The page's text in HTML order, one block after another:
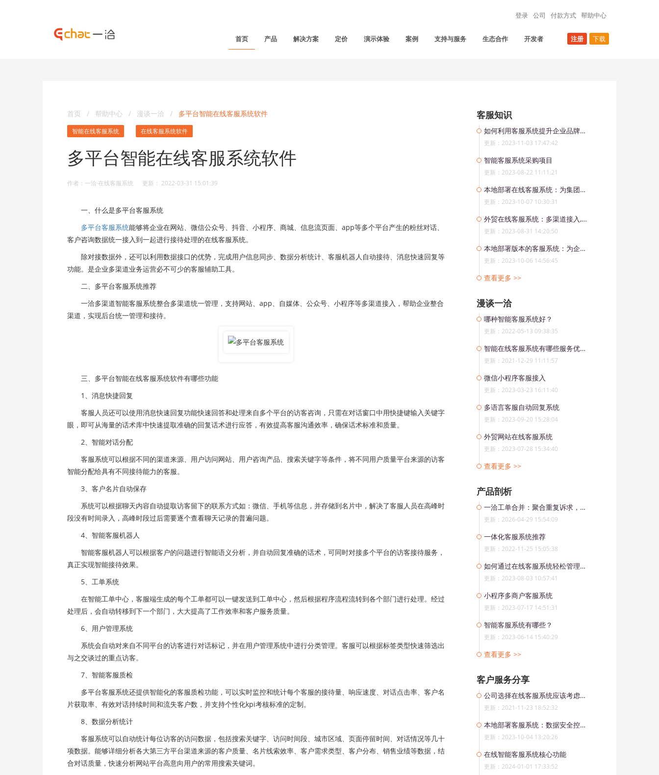
登录 公司 付款方式 帮助中心
首页 产品 解决方案 定价 演示体验 案例 支持与服务 生态合作 开发者 注册 下载
首页 / 帮助中心 / 漫谈一洽 / 多平台智能在线客服系统软件
智能在线客服系统 在线客服系统软件
多平台智能在线客服系统软件
作者：一洽·在线客服系统 更新： 2022-03-31 15:01:39
一、什么是多平台客服系统
多平台客服系统能够将企业在网站、微信公众号、抖音、小程序、商城、信息流页面、app等多个平台产生的粉丝对话、
客户咨询数据统一接入到一起进行接待处理的在线客服系统。
除对接数据外，还可以利用数据接口的优势，完成用户信息同步、数据分析统计、客服机器人自动接待、消息快速回复等
功能。是企业多渠道业务运营必不可少的客服辅助工具。
二、多平台客服系统推荐
一洽多渠道智能客服系统整合多渠道统一管理，支持网站、app、自媒体、公众号、小程序等多渠道接入，帮助企业整合
渠道，实现后台统一管理和接待。
三、多平台智能在线客服系统软件有哪些功能
1、消息快捷回复
客服人员还可以使用消息快速回复功能快速回答和处理来自多个平台的访客咨询，只需在对话窗口中用快捷键输入关键字
眼，即可从海量的话术库中快速提取准确的回复话术进行应答，有效提高客服沟通效率，确保话术标准和质量。
2、智能对话分配
客服系统可以根据不同的渠道来源、用户访问网站、用户咨询产品、搜索关键字等条件，将不同用户质量平台来源的访客
智能分配给具有不同接待能力的客服。
3、客户名片自动保存
系统可以根据聊天内容自动提取访客留下的联系方式如：微信、手机等信息，并存储到名片中，解决了客服人员在高峰时
段没有时间录入，高峰时段过后需要逐个查看聊天记录的普遍问题。
4、智能客服机器人
智能客服机器人可以根据客户的问题进行智能语义分析，并自动回复准确的话术，可同时对接多个平台的访客接待服务，
真正实现智能接待效果。
5、工单系统
在智能工单中心，客服端生成的每个工单都可以一键发送到工单中心，然后根据程序流程流转到各个部门进行处理。经过
处理后，会自动转移到下一个部门，大大提高了工作效率和客户服务质量。
6、用户管理系统
系统会自动对来自不同平台的访客进行对话标记，并在用户管理系统中进行分类管理。客服可以根据标签类型快速筛选出
与之交谈过的重点访客。
7、智能客服质检
多平台客服系统还提供智能化的客服质检功能，可以实时监控和统计每个客服的接待量、响应速度、对话点击率、客户名
片获取率、有效对话持续时间和流失客户数，并支持个性化kpi考核标准的定制。
8、数据分析统计
客服系统可以自动统计每位访客的访问数据，包括搜索关键字、访问时间段、城市区域、页面停留时间、对话情况等几十
项数据。能够详细分析各大第三方平台渠道来源的客户质量、名片线索效率、客户需求类型、客户分布、销售业绩等数据，结
合对话质量，快速分析网站平台高意向用户的常用搜索关键词。
客服知识
如何利用客服系统提升企业品牌形象和口碑
更新：2023-11-03 17:47:42
智能客服系统采购项目
更新：2023-08-22 11:11:21
本地部署在线客服系统：为集团企业实现统一管理与协同工作
更新：2023-10-07 10:30:31
外贸在线客服系统：多渠道接入,提升客户服务效率
更新：2023-08-31 14:20:50
本地部署版本的客服系统：为企业打造高效沟通与卓越的服务
更新：2023-10-06 14:56:45
查看更多 >>
漫谈一洽
哪种智能客服系统好？
更新：2022-05-13 09:38:35
智能在线客服系统有哪些服务优势？
更新：2021-12-29 11:11:57
微信小程序客服接入
更新：2023-03-23 16:11:40
多语言客服自动回复系统
更新：2023-09-20 15:28:04
外贸网站在线客服系统
更新：2023-07-28 15:34:40
查看更多 >>
产品剖析
一洽工单合并：聚合重复诉求，让问题处理更集中
更新：2026-04-29 15:54:09
一体化客服系统推荐
更新：2022-11-25 15:05:38
如何通过在线客服系统轻松管理跨境社交媒体渠道?
更新：2023-08-03 10:57:41
小程序多商户客服系统
更新：2023-07-17 14:51:31
智能客服系统有哪些？
更新：2023-06-14 15:40:29
查看更多 >>
客户服务分享
公司选择在线客服系统应该考虑哪些因素？
更新：2021-11-23 18:52:32
本地部署客服系统：数据安全控制与监管的有力保障
更新：2023-10-04 13:20:26
在线智能客服系统核心功能
更新：2024-01-01 17:33:52